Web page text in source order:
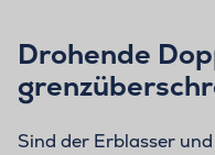
Drohende
Sind der Erblasser